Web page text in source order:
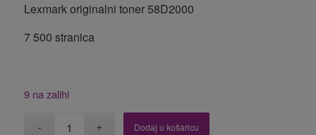
Lexmark originalni toner 58D2000
7 500 stranica
9 na zalihi
Dodaj u košaricu